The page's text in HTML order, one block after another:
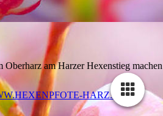
am Harzer Hexenstieg machen
HARZ.DE